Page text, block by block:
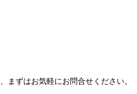
まずはお気軽にお問合せください。